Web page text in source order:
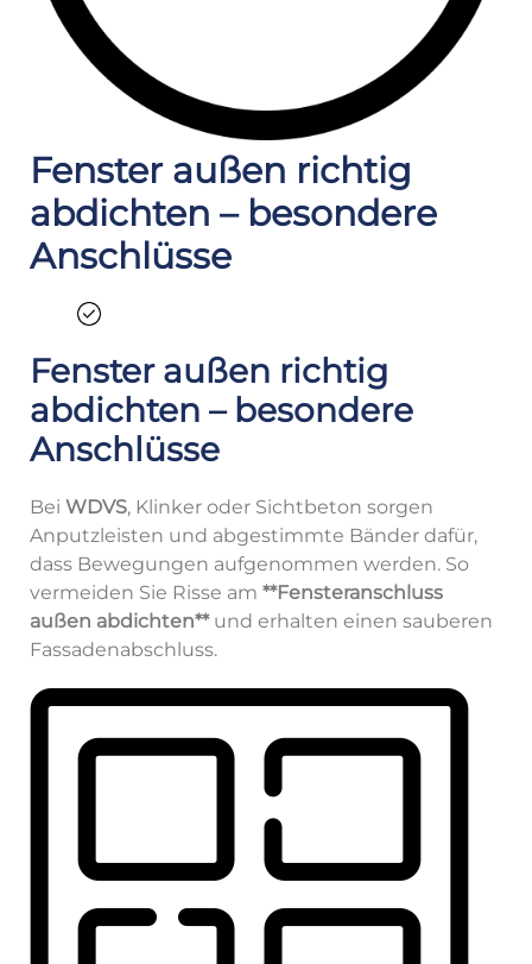
Fenster außen richtig
abdichten – besondere
Anschlüsse
Fenster außen richtig
abdichten – besondere
Anschlüsse
Bei WDVS, Klinker oder Sichtbeton sorgen
Anputzleisten und abgestimmte Bänder dafür,
dass Bewegungen aufgenommen werden. So
vermeiden Sie Risse am **Fensteranschluss
außen abdichten**und erhalten einen sauberen
Fassadenabschluss.